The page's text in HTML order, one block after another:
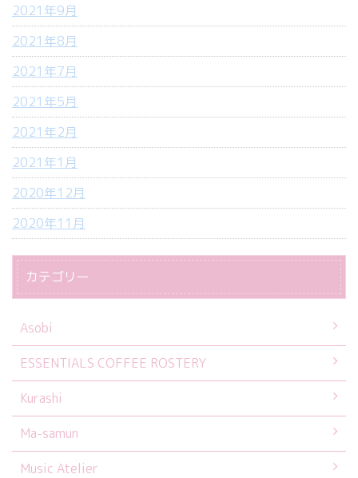
2021年9月
2021年8月
2021年7月
2021年5月
2021年2月
2021年1月
2020年12月
2020年11月
カテゴリー
Asobi
ESSENTIALS COFFEE ROSTERY
Kurashi
Ma-samun
Music Atelier